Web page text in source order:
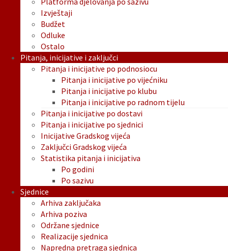
Izvještaji
Budžet
Odluke
Ostalo
Pitanja, inicijative i zaključci
Pitanja i inicijative po podnosiocu
Pitanja i inicijative po vijećniku
Pitanja i inicijative po klubu
Pitanja i inicijative po radnom tijelu
Pitanja i inicijative po dostavi
Pitanja i inicijative po sjednici
Inicijative Gradskog vijeća
Zaključci Gradskog vijeća
Statistika pitanja i inicijativa
Po godini
Po sazivu
Sjednice
Arhiva zaključaka
Arhiva poziva
Održane sjednice
Realizacije sjednica
Napredna pretraga sjednica